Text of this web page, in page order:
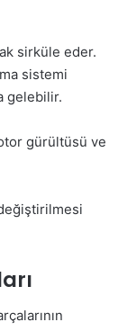
sirküle eder.
sistemi
gelebilir.
gürültüsü ve